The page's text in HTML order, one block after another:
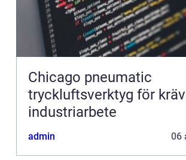
Chicago pneumatic
tryckluftsverktyg för
industriarbete
admin 06